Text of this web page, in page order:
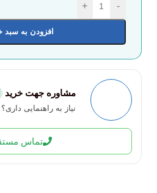
-
+
افزودن به سبد
مشاوره جهت خرید
نیاز به راهنمایی
تماس